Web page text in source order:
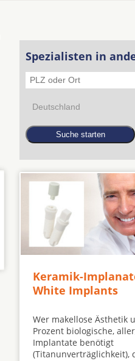
Spezialisten in
Keramik-
White Implants
Wer makellose Ästhetik
Prozent biologische,
Implantate benötigt
(Titanunverträglichkeit),